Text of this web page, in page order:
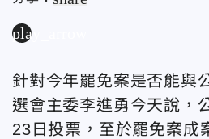
play_arrow
針對今年罷免案是否能與
選會主委李進勇今天說，
23日投票，至於罷免案成